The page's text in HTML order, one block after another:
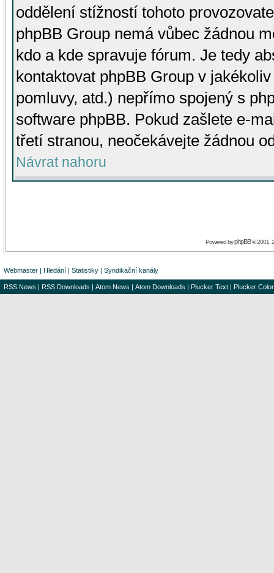
oddělení stížností tohoto
phpBB Group nemá vůbec žádnou
kdo a kde spravuje fórum. Je tedy
kontaktovat phpBB Group v
pomluvy, atd.) nepřímo spojený s
software phpBB. Pokud zašlete e-
třetí stranou, neočekávejte žádnou
Návrat nahoru
Powered byphpBB© 2001,
Webmaster | Hledání | Statistiky | Syndikační kanály
RSS News | RSS Downloads | Atom News | Atom Downloads | Plucker Text | Plucker Color